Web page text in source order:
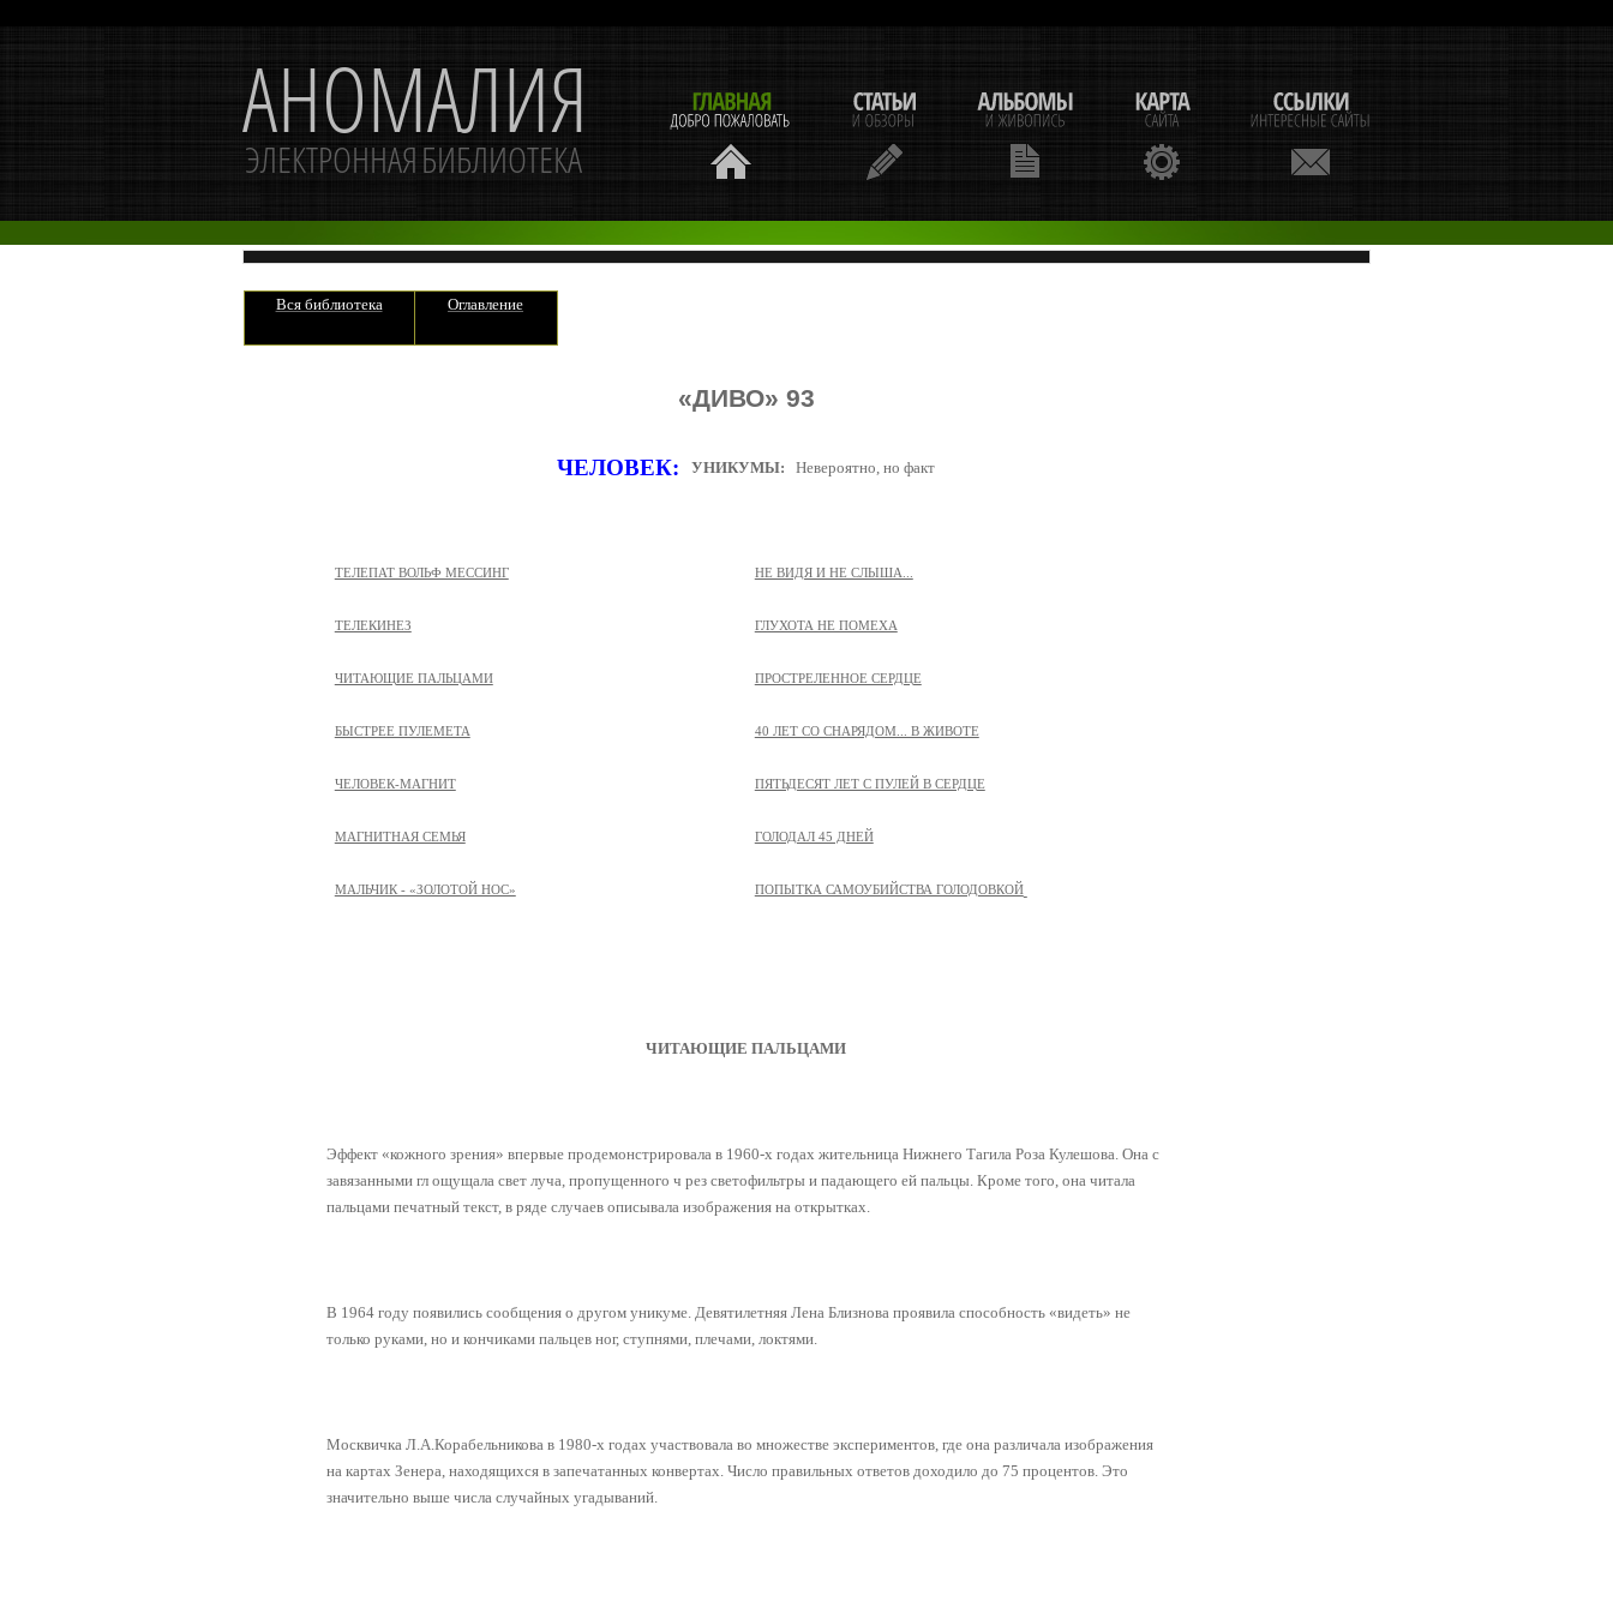
Вся библиотека Оглавление
«ДИВО» 93
ЧЕЛОВЕК:УНИКУМЫ:Невероятно, но факт
ТЕЛЕПАТ ВОЛЬФ МЕССИНГ
ТЕЛЕКИНЕЗ
ЧИТАЮЩИЕ ПАЛЬЦАМИ
БЫСТРЕЕ ПУЛЕМЕТА
ЧЕЛОВЕК-МАГНИТ
МАГНИТНАЯ СЕМЬЯ
МАЛЬЧИК - «ЗОЛОТОЙ НОС»
НЕ ВИДЯ И НЕ СЛЫША...
ГЛУХОТА НЕ ПОМЕХА
ПРОСТРЕЛЕННОЕ СЕРДЦЕ
40 ЛЕТ СО СНАРЯДОМ... В ЖИВОТЕ
ПЯТЬДЕСЯТ ЛЕТ С ПУЛЕЙ В СЕРДЦЕ
ГОЛОДАЛ 45 ДНЕЙ
ПОПЫТКА САМОУБИЙСТВА ГОЛОДОВКОЙ
ЧИТАЮЩИЕ ПАЛЬЦАМИ
Эффект «кожного зрения» впервые продемонстрировала в 1960-х годах жительница Нижнего Тагила Роза Кулешова. Она с
завязанными гл ощущала свет луча, пропущенного ч рез светофильтры и падающего ей пальцы. Кроме того, она читала
пальцами печатный текст, в ряде случаев описывала изображения на открытках.
В 1964 году появились сообщения о другом уникуме. Девятилетняя Лена Близнова проявила способность «видеть» не
только руками, но и кончиками пальцев ног, ступнями, плечами, локтями.
Москвичка Л.А.Корабельникова в 1980-х годах участвовала во множестве экспериментов, где она различала изображения
на картах Зенера, находящихся в запечатанных конвертах. Число правильных ответов доходило до 75 процентов. Это
значительно выше числа случайных угадываний.